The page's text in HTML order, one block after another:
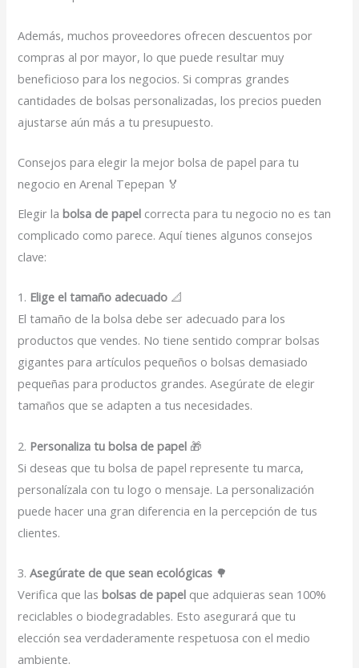
Además, muchos proveedores ofrecen descuentos por
compras al por mayor, lo que puede resultar muy
beneficioso para los negocios. Si compras grandes
cantidades de bolsas personalizadas, los precios pueden
ajustarse aún más a tu presupuesto.
Consejos para elegir la mejor bolsa de papel para tu
negocio en Arenal Tepepan 🏅
Elegir labolsa de papel correcta para tu negocio no es tan
complicado como parece. Aquí tienes algunos consejos
clave:
1. Elige el tamaño adecuado 📐
El tamaño de la bolsa debe ser adecuado para los
productos que vendes. No tiene sentido comprar bolsas
gigantes para artículos pequeños o bolsas demasiado
pequeñas para productos grandes. Asegúrate de elegir
tamaños que se adapten a tus necesidades.
2. Personaliza tu bolsa de papel 🎁
Si deseas que tu bolsa de papel represente tu marca,
personalízala con tu logo o mensaje. La personalización
puede hacer una gran diferencia en la percepción de tus
clientes.
3.Asegúrate de que sean ecológicas 🌳
Verifica que lasbolsas de papel que adquieras sean 100%
reciclables o biodegradables. Esto asegurará que tu
elección sea verdaderamente respetuosa con el medio
ambiente.